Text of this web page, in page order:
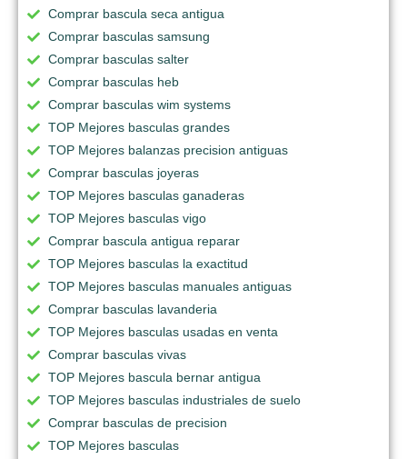
Comprar bascula seca antigua
Comprar basculas samsung
Comprar basculas salter
Comprar basculas heb
Comprar basculas wim systems
TOP Mejores basculas grandes
TOP Mejores balanzas precision antiguas
Comprar basculas joyeras
TOP Mejores basculas ganaderas
TOP Mejores basculas vigo
Comprar bascula antigua reparar
TOP Mejores basculas la exactitud
TOP Mejores basculas manuales antiguas
Comprar basculas lavanderia
TOP Mejores basculas usadas en venta
Comprar basculas vivas
TOP Mejores bascula bernar antigua
TOP Mejores basculas industriales de suelo
Comprar basculas de precision
TOP Mejores basculas